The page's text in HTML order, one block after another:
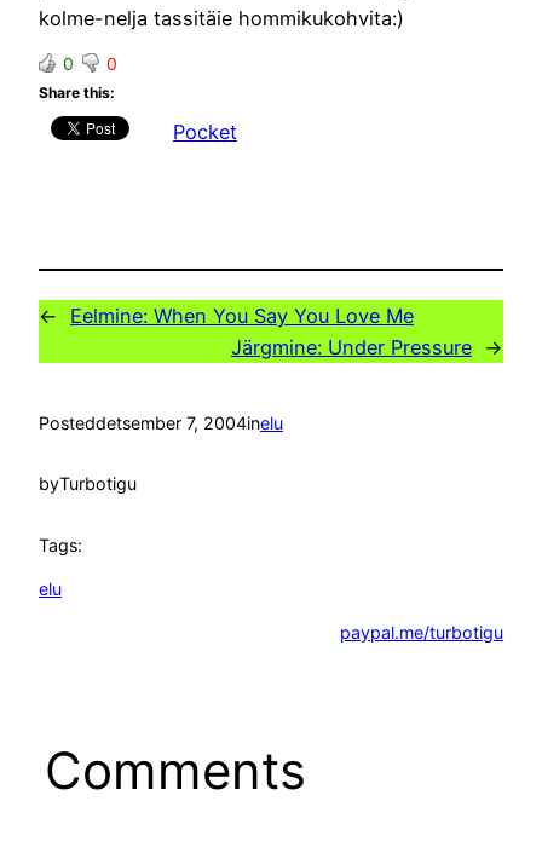
kolme-nelja tassitäie hommikukohvita:)
0 0
Share this:
Pocket
← Eelmine: When You Say You Love Me
Järgmine: Under Pressure →
Posteddetsember 7, 2004inelu
byTurbotigu
Tags:
elu
paypal.me/turbotigu
Comments